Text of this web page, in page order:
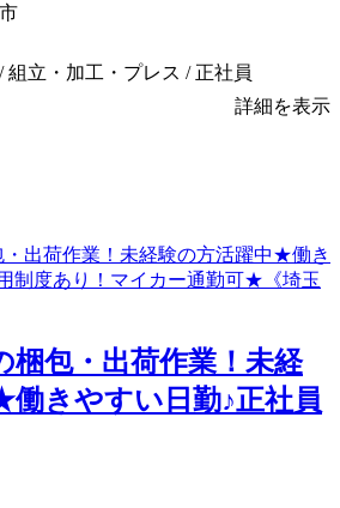
組立・加工・プレス / 正社員
詳細を表示
梱包・出荷作業！未経
きやすい日勤♪正社員